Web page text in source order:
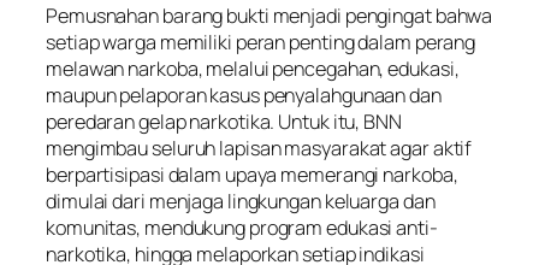
Pemusnahan barang bukti menjadi pengingat bahwa
setiap warga memiliki peran penting dalam perang
melawan narkoba, melalui pencegahan, edukasi,
maupun pelaporan kasus penyalahgunaan dan
peredaran gelap narkotika. Untuk itu, BNN
mengimbau seluruh lapisan masyarakat agar aktif
berpartisipasi dalam upaya memerangi narkoba,
dimulai dari menjaga lingkungan keluarga dan
komunitas, mendukung program edukasi anti-
narkotika, hingga melaporkan setiap indikasi